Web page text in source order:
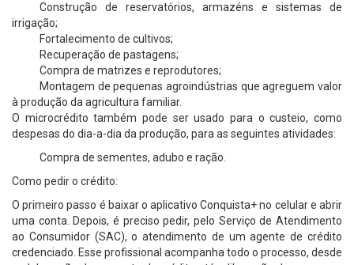
Construção de reservatórios, armazéns e sistemas de
irrigação;
Fortalecimento de cultivos;
Recuperação de pastagens;
Compra de matrizes e reprodutores;
Montagem de pequenas agroindústrias que agreguem valor
à produção da agricultura familiar.
O microcrédito também pode ser usado para o custeio, como
despesas do dia-a-dia da produção, para as seguintes atividades:
Compra de sementes, adubo e ração.
Como pedir o crédito:
O primeiro passo é baixar o aplicativo Conquista+ no celular e abrir
uma conta. Depois, é preciso pedir, pelo Serviço de Atendimento
ao Consumidor (SAC), o atendimento de um agente de crédito
credenciado. Esse profissional acompanha todo o processo, desde